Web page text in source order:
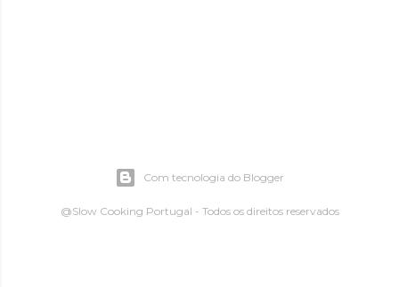
Com tecnologia do Blogger
@Slow Cooking Portugal - Todos os direitos reservados